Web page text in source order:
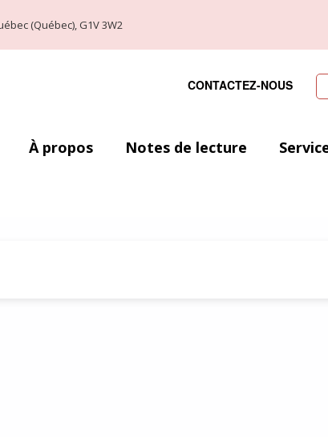
(Québec), G1V 3W2
CONTACTEZ-NOUS
À propos Notes de lecture